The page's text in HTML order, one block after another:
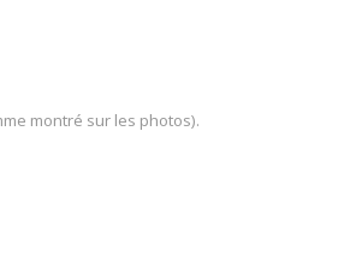
montré sur les photos).